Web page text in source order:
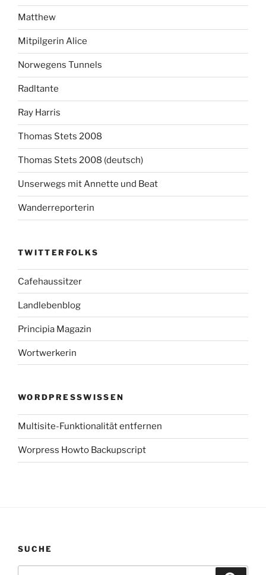
Matthew
Mitpilgerin Alice
Norwegens Tunnels
Radltante
Ray Harris
Thomas Stets 2008
Thomas Stets 2008 (deutsch)
Unserwegs mit Annette und Beat
Wanderreporterin
TWITTERFOLKS
Cafehaussitzer
Landlebenblog
Principia Magazin
Wortwerkerin
WORDPRESSWISSEN
Multisite-Funktionalität entfernen
Worpress Howto Backupscript
SUCHE